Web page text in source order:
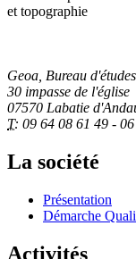
Geoa, Bureau
30 impasse de l'église
07570 Labatie
T: 09 64 08 61 49 -
La société
Présentation
Démarche
Activités